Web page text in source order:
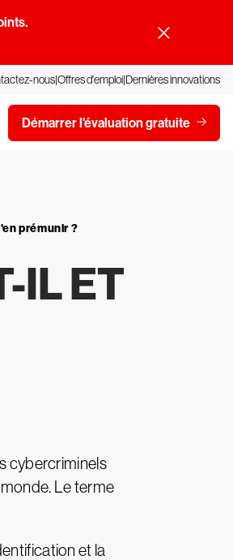
nousOffres d'emploiDernières innovations
Démarrer l'évaluation gratuite
prémunir ?
IL ET
cybercriminels
Le terme
et la